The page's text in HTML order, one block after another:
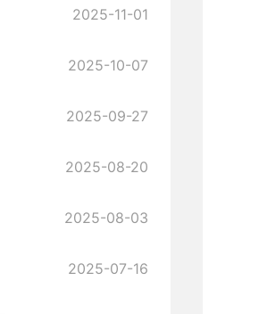
2025-11-01
2025-10-07
2025-09-27
2025-08-20
2025-08-03
2025-07-16